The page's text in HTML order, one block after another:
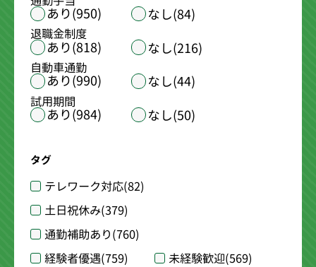
あり(950) なし(84)
退職金制度
あり(818) なし(216)
自動車通勤
あり(990) なし(44)
試用期間
あり(984) なし(50)
タグ
テレワーク対応(82)
土日祝休み(379)
通勤補助あり(760)
経験者優遇(759) 未経験歓迎(569)